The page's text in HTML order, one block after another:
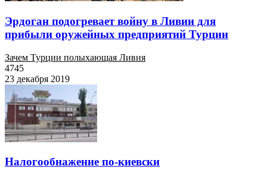
Эрдоган подогревает войну в Ливии для
прибыли оружейных предприятий Турции
Зачем Турции полыхающая Ливия
4745
23 декабря 2019
Налогообнажение по-киевски